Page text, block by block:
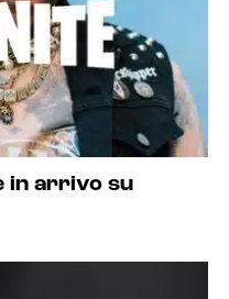
in arrivo su